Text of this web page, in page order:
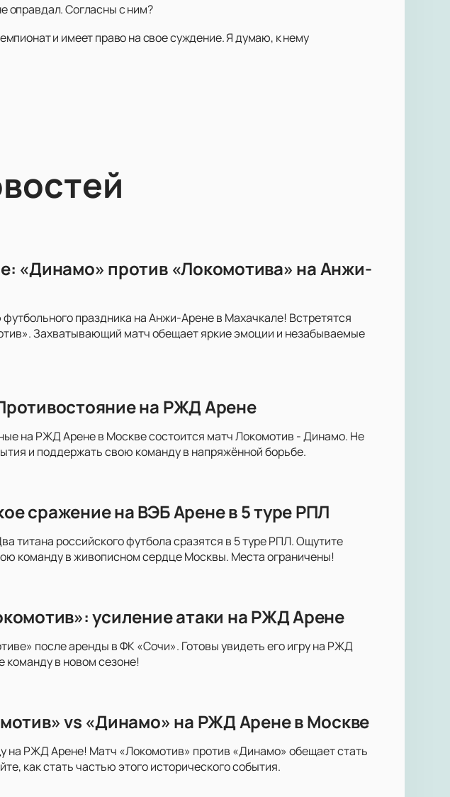
оправдал. Согласны с ним?
и имеет право на свое суждение. Я думаю, к нему
«Динамо» против «Локомотива» на Анжи-
праздника на Анжи-Арене в Махачкале! Встретятся
Захватывающий матч обещает яркие эмоции и незабываемые
на РЖД Арене
на РЖД Арене в Москве состоится матч Локомотив - Динамо. Не
и поддержать свою команду в напряжённой борьбе.
сражение на ВЭБ Арене в 5 туре РПЛ
титана российского футбола сразятся в 5 туре РПЛ. Ощутите
команду в живописном сердце Москвы. Места ограничены!
усиление атаки на РЖД Арене
после аренды в ФК «Сочи». Готовы увидеть его игру на РЖД
в новом сезоне!
vs «Динамо» на РЖД Арене в Москве
на РЖД Арене! Матч «Локомотив» против «Динамо» обещает стать
как стать частью этого исторического события.